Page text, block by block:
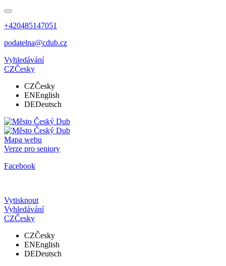
+420485147051
podatelna@cdub.cz
Vyhledávání
CZČesky
CZČesky
ENEnglish
DEDeutsch
Mapa webu
Verze pro seniory
Facebook
Vytisknout
Vyhledávání
CZČesky
CZČesky
ENEnglish
DEDeutsch